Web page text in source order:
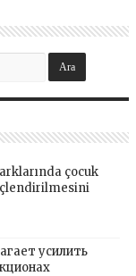
çocuk
усилить